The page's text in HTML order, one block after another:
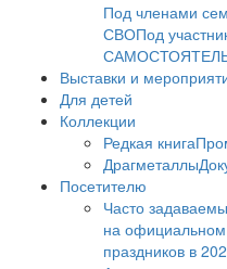
Под членами
СВОПод
Выставки и
Для детей
Коллекции
Редкая книга
Драгметаллы
Посетителю
Часто
на официальном
праздников в